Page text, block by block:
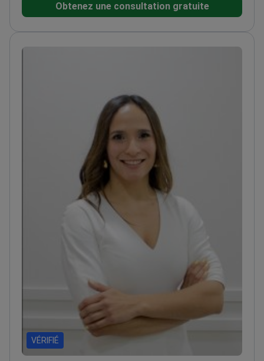
oculaires généraux complets.<\/p>Diplômé de la
terminé sa spécialisation à l'Hôpital de Formation et
de Recherche Oculaire de Beyoğlu. Le médecin est
Société Européenne des Chirurgiens de la Cataracte
Obtenez une consultation gratuite
VÉRIFIÉ